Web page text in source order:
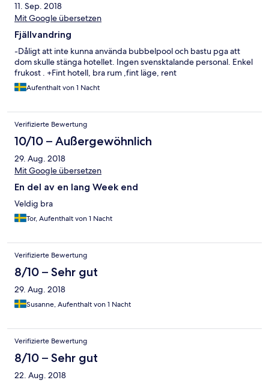
11. Sep. 2018
Mit Google übersetzen
Fjällvandring
-Dåligt att inte kunna använda bubbelpool och bastu pga att
dom skulle stänga hotellet. Ingen svensktalande personal. Enkel
frukost . +Fint hotell, bra rum ,fint läge, rent
Aufenthalt von 1 Nacht
Verifizierte Bewertung
10/10 – Außergewöhnlich
29. Aug. 2018
Mit Google übersetzen
En del av en lang Week end
Veldig bra
Tor, Aufenthalt von 1 Nacht
Verifizierte Bewertung
8/10 – Sehr gut
29. Aug. 2018
Susanne, Aufenthalt von 1 Nacht
Verifizierte Bewertung
8/10 – Sehr gut
22. Aug. 2018